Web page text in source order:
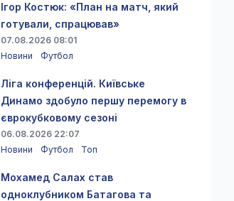
Ігор Костюк: «План на матч, який
готували, спрацював»
07.08.2026 08:01
Новини
Футбол
Ліга конференцій. Київське
Динамо здобуло першу перемогу в
єврокубковому сезоні
06.08.2026 22:07
Новини
Футбол Топ
Мохамед Салах став
одноклубником Батагова та